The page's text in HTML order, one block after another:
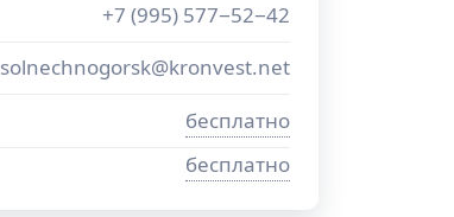
+7 (995) 577−52−42
solnechnogorsk@kronvest.net
бесплатно
бесплатно